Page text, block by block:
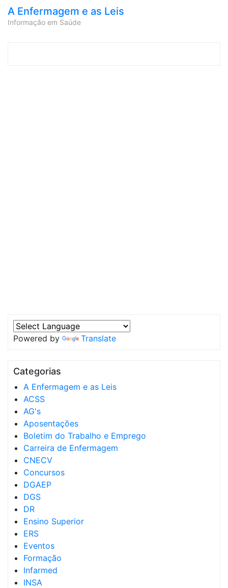
A Enfermagem e as Leis
Informação em Saúde
Powered by Translate
Categorias
A Enfermagem e as Leis
ACSS
AG's
Aposentações
Boletim do Trabalho e Emprego
Carreira de Enfermagem
CNECV
Concursos
DGAEP
DGS
DR
Ensino Superior
ERS
Eventos
Formação
Infarmed
INSA